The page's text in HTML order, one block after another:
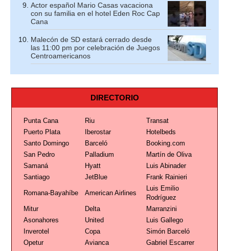
Actor español Mario Casas vacaciona
con su familia en el hotel Eden Roc Cap
Cana
Malecón de SD estará cerrado desde
las 11:00 pm por celebración de Juegos
Centroamericanos
DIRECTORIO
Punta Cana Riu
Transat
Puerto Plata
Iberostar
Hotelbeds
Santo Domingo
Barceló
Booking.com
San Pedro
Palladium
Martín de Oliva
Samaná
Hyatt
Luis Abinader
Santiago
JetBlue Frank Rainieri
Romana-Bayahíbe American Airlines
Luis Emilio
Rodríguez
Mitur
Delta
Marranzini
Asonahores
United
Luis Gallego
Inverotel
Copa
Simón Barceló
Opetur
Avianca
Gabriel Escarrer